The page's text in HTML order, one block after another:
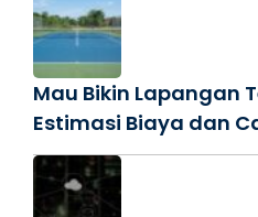
Mau Bikin Lapangan
Estimasi Biaya dan